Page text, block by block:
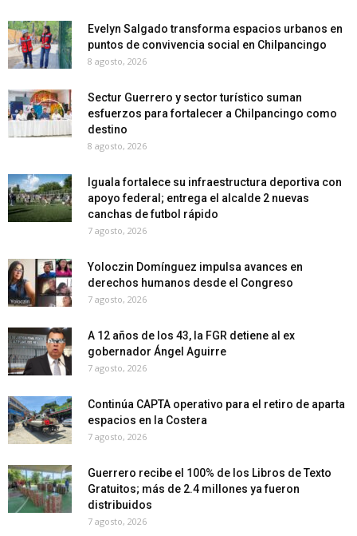
Evelyn Salgado transforma espacios urbanos en
puntos de convivencia social en Chilpancingo
8 agosto, 2026
Sectur Guerrero y sector turístico suman
esfuerzos para fortalecer a Chilpancingo como
destino
8 agosto, 2026
Iguala fortalece su infraestructura deportiva con
apoyo federal; entrega el alcalde 2 nuevas
canchas de futbol rápido
7 agosto, 2026
Yoloczin Domínguez impulsa avances en
derechos humanos desde el Congreso
7 agosto, 2026
A 12 años de los 43, la FGR detiene al ex
gobernador Ángel Aguirre
7 agosto, 2026
Continúa CAPTA operativo para el retiro de aparta
espacios en la Costera
7 agosto, 2026
Guerrero recibe el 100% de los Libros de Texto
Gratuitos; más de 2.4 millones ya fueron
distribuidos
7 agosto, 2026